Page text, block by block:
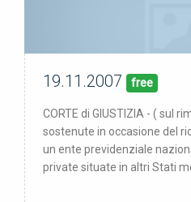
pubblicata: 19/11/07
19.11.2007 free
CORTE di GIUSTIZIA - ( sul
sostenute in occasione del
un ente previdenziale
private situate in altri Stati